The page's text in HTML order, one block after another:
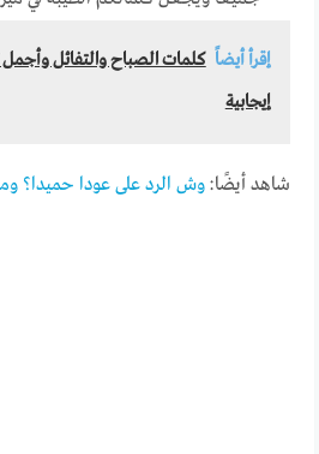
إقرأ أيضاً كلمات الصباح والتفائل
إيجابية
شاهد أيضًا:وش الرد على عودا حميدا؟